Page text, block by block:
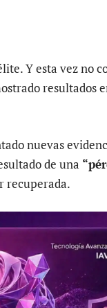
Y esta vez no
resultados
nuevas
de una
recuperada.